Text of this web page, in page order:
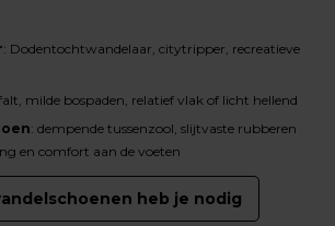
: Dodentochtwandelaar, citytripper, recreatieve
milde bospaden, relatief vlak of licht hellend
: dempende tussenzool, slijtvaste rubberen
en comfort aan de voeten
heb je nodig